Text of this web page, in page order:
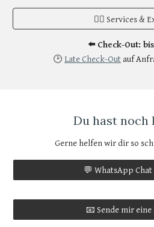
💁‍♀️ Services &
⬅️ Check-Out:
🕑 Late Check-Out auf
Du hast noch
Gerne helfen wir dir so
💬 WhatsApp
📧 Sende mir eine